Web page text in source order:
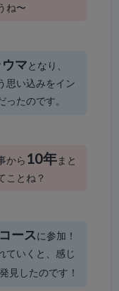
ね〜
マとなり、
思い込みをイン
たのです。
から 10年まと
ことね？
ースに参加！
ていくと、感じ
見したのです！